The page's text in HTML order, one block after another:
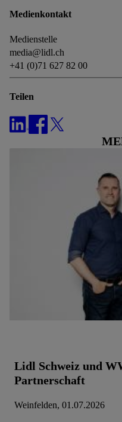
Medienkontakt
Medienstelle
media@lidl.ch
+41 (0)71 627 82 00
Teilen
Lidl Schweiz und
Partnerschaft
Weinfelden, 01.07.2026